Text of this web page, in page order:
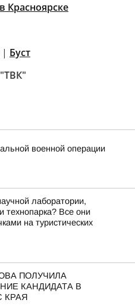
Красноярске
| Буст
военной операции
лаборатории,
технопарка? Все они
на туристических
ПОЛУЧИЛА
КАНДИДАТА В
КРАЯ